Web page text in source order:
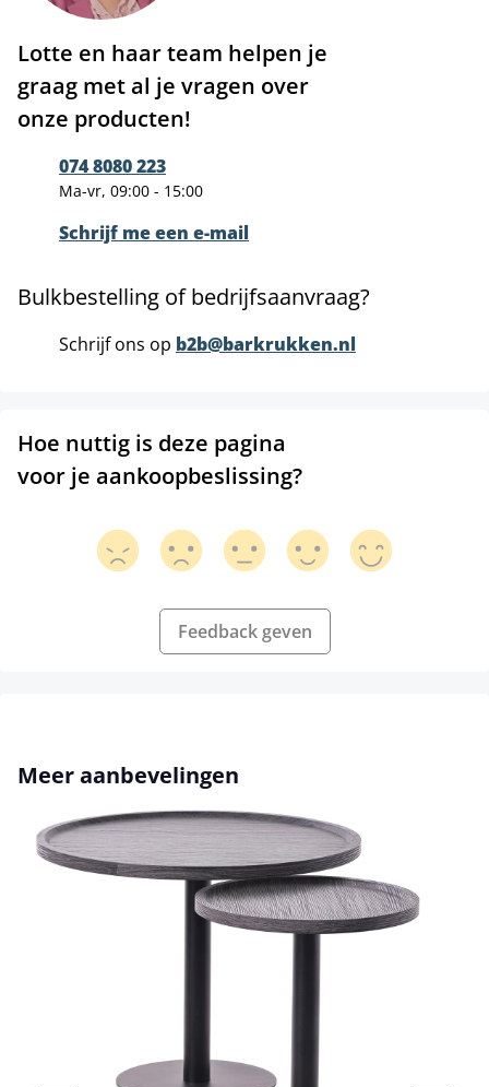
Lotte en haar team helpen je
graag met al je vragen over
onze producten!
074 8080 223
Ma-vr, 09:00 - 15:00
Schrijf me een e-mail
Bulkbestelling of bedrijfsaanvraag?
Schrijf ons op b2b@barkrukken.nl
Hoe nuttig is deze pagina
voor je aankoopbeslissing?
Feedback geven
Productgalerij overslaan
Meer aanbevelingen